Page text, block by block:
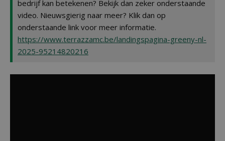
bedrijf kan betekenen? Bekijk dan zeker onderstaande
video. Nieuwsgierig naar meer? Klik dan op
onderstaande link voor meer informatie.
https://www.terrazzamc.be/landingspagina-greeny-nl-
2025-95214820216